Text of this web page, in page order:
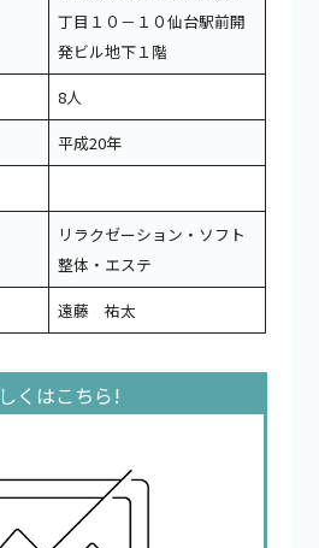
丁目１０－１０仙台駅前開
発ビル地下１階
8人
平成20年
リラクゼーション・ソフト
整体・エステ
遠藤 祐太